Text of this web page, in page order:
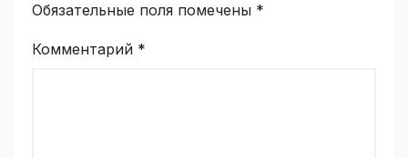
Обязательные поля помечены *
Комментарий *